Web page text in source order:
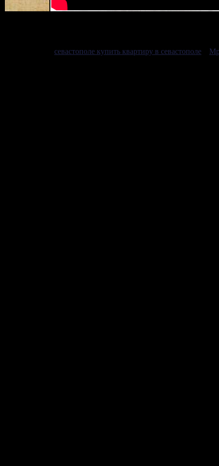
севастополе купить квартиру в севастополе